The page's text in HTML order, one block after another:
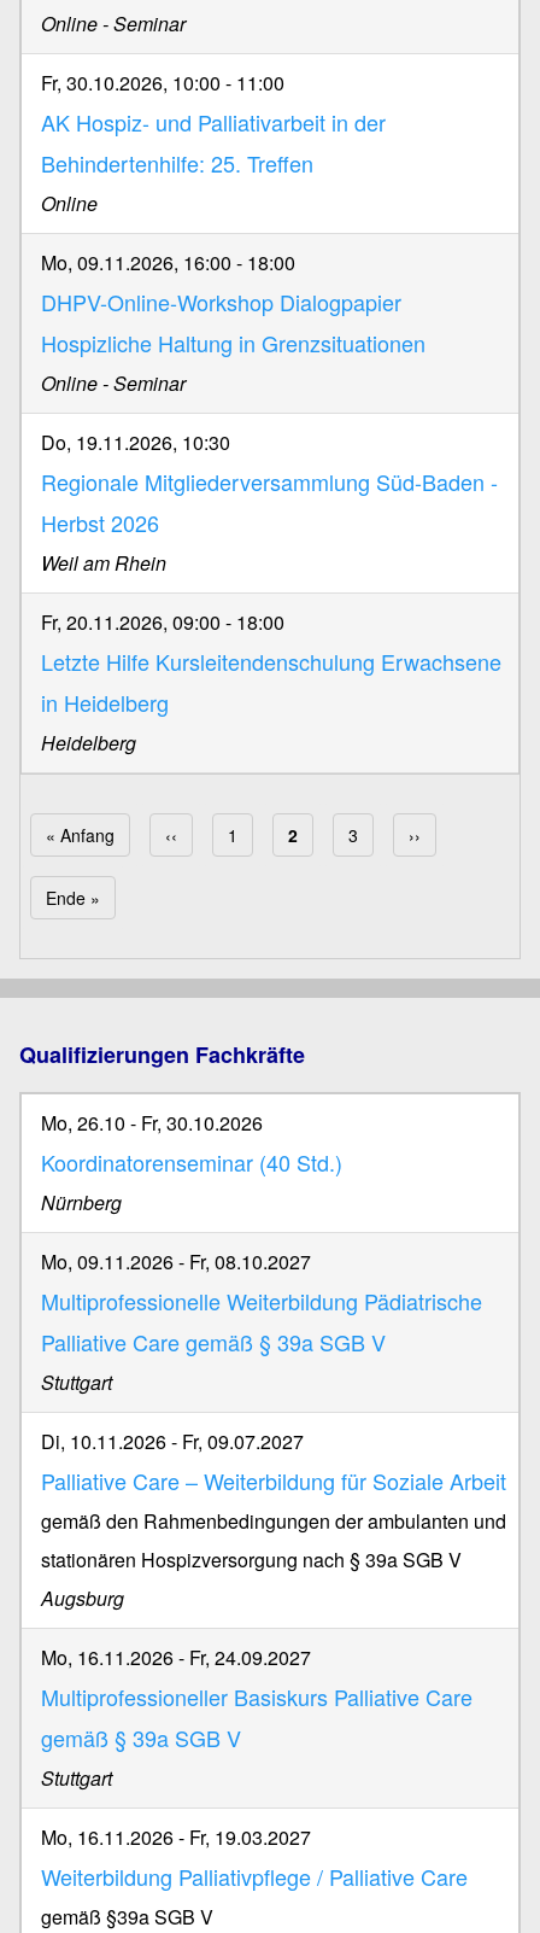
Online - Seminar
Fr, 30.10.2026, 10:00 - 11:00
AK Hospiz- und Palliativarbeit in der
Behindertenhilfe: 25. Treffen
Online
Mo, 09.11.2026, 16:00 - 18:00
DHPV-Online-Workshop Dialogpapier
Hospizliche Haltung in Grenzsituationen
Online - Seminar
Do, 19.11.2026, 10:30
Regionale Mitgliederversammlung Süd-Baden -
Herbst 2026
Weil am Rhein
Fr, 20.11.2026, 09:00 - 18:00
Letzte Hilfe Kursleitendenschulung Erwachsene
in Heidelberg
Heidelberg
Erste Seite
« Anfang Vorherige Seite
‹‹ Page
1 Aktuelle Seite
2 Page
3 Nächste Seite
››
Letzte Seite
Ende »
Qualifizierungen Fachkräfte
Mo, 26.10 - Fr, 30.10.2026
Koordinatorenseminar (40 Std.)
Nürnberg
Mo, 09.11.2026- Fr, 08.10.2027
Multiprofessionelle Weiterbildung Pädiatrische
Palliative Care gemäß § 39a SGB V
Stuttgart
Di, 10.11.2026- Fr, 09.07.2027
Palliative Care – Weiterbildung für Soziale Arbeit
gemäß den Rahmenbedingungen der ambulanten und
stationären Hospizversorgung nach § 39a SGB V
Augsburg
Mo, 16.11.2026- Fr, 24.09.2027
Multiprofessioneller Basiskurs Palliative Care
gemäß § 39a SGB V
Stuttgart
Mo, 16.11.2026- Fr, 19.03.2027
Weiterbildung Palliativpflege / Palliative Care
gemäß §39a SGB V